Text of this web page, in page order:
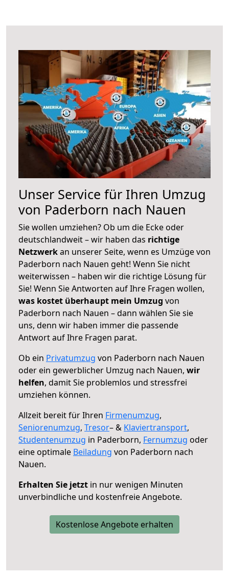
Unser Service für Ihren Umzug
von Paderborn nach Nauen
Sie wollen umziehen? Ob um die Ecke oder
deutschlandweit – wir haben das richtige
Netzwerkan unserer Seite, wenn es Umzüge von
Paderborn nach Nauen geht! Wenn Sie nicht
weiterwissen – haben wir die richtige Lösung für
Sie! Wenn Sie Antworten auf Ihre Fragen wollen,
was kostet überhaupt mein Umzug von
Paderborn nach Nauen – dann wählen Sie sie
uns, denn wir haben immer die passende
Antwort auf Ihre Fragen parat.
Ob ein Privatumzug von Paderborn nach Nauen
oder ein gewerblicher Umzug nach Nauen, wir
helfen, damit Sie problemlos und stressfrei
umziehen können.
Allzeit bereit für Ihren Firmenumzug,
Seniorenumzug, Tresor– & Klaviertransport,
Studentenumzug in Paderborn, Fernumzug oder
eine optimale Beiladung von Paderborn nach
Nauen.
Erhalten Sie jetzt in nur wenigen Minuten
unverbindliche und kostenfreie Angebote.
Kostenlose Angebote erhalten